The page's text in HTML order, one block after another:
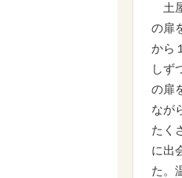
土
の扉
から
しず
の扉
なが
たく
に出
た。